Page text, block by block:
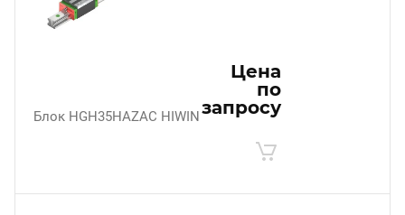
Блок HGH35HAZAC HIWIN
Цена
по
запросу